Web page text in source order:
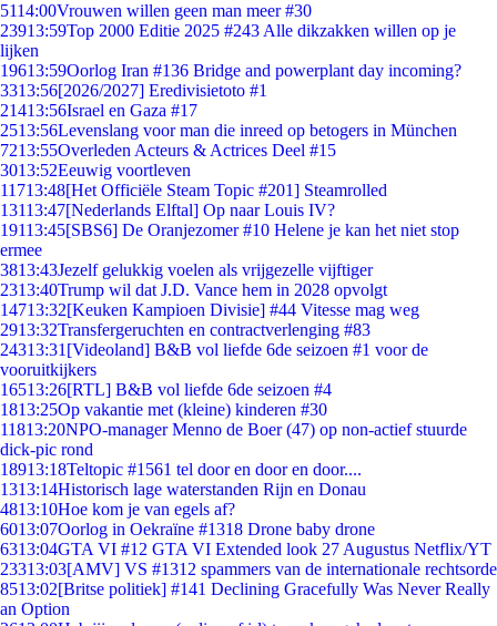
5114:00Vrouwen willen geen man meer #30
23913:59Top 2000 Editie 2025 #243 Alle dikzakken willen op je
lijken
19613:59Oorlog Iran #136 Bridge and powerplant day incoming?
3313:56[2026/2027] Eredivisietoto #1
21413:56Israel en Gaza #17
2513:56Levenslang voor man die inreed op betogers in München
7213:55Overleden Acteurs & Actrices Deel #15
3013:52Eeuwig voortleven
11713:48[Het Officiële Steam Topic #201] Steamrolled
13113:47[Nederlands Elftal] Op naar Louis IV?
19113:45[SBS6] De Oranjezomer #10 Helene je kan het niet stop
ermee
3813:43Jezelf gelukkig voelen als vrijgezelle vijftiger
2313:40Trump wil dat J.D. Vance hem in 2028 opvolgt
14713:32[Keuken Kampioen Divisie] #44 Vitesse mag weg
2913:32Transfergeruchten en contractverlenging #83
24313:31 [Videoland] B&B vol liefde 6de seizoen #1 voor de
vooruitkijkers
16513:26[RTL] B&B vol liefde 6de seizoen #4
1813:25Op vakantie met (kleine) kinderen #30
11813:20NPO-manager Menno de Boer (47) op non-actief stuurde
dick-pic rond
18913:18Teltopic #1561 tel door en door en door....
1313:14Historisch lage waterstanden Rijn en Donau
4813:10Hoe kom je van egels af?
6013:07Oorlog in Oekraïne #1318 Drone baby drone
6313:04GTA VI #12 GTA VI Extended look 27 Augustus Netflix/YT
23313:03[AMV] VS #1312 spammers van de internationale rechtsorde
8513:02[Britse politiek] #141 Declining Gracefully Was Never Really
an Option